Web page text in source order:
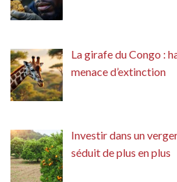
La girafe du Congo :
menace d’extinction
Investir dans un
séduit de plus en plus